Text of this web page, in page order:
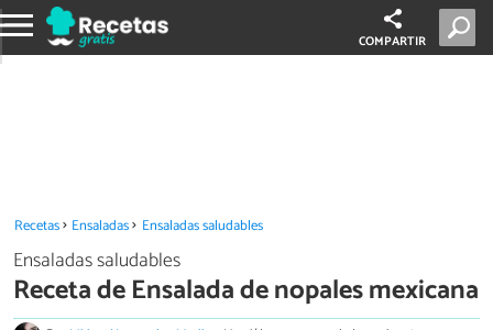
COMPARTIR
Recetas Ensaladas Ensaladas saludables
Ensaladas saludables
Receta de Ensalada de nopales mexicana